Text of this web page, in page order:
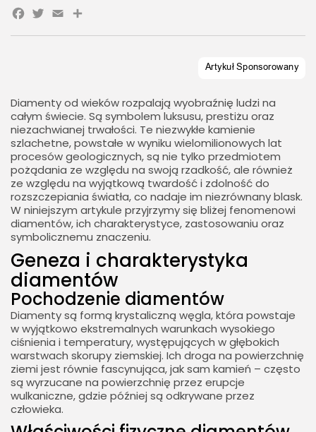
Diamenty od wieków rozpalają wyobraźnię ludzi na
całym świecie. Są symbolem luksusu, prestiżu oraz
niezachwianej trwałości. Te niezwykłe kamienie
szlachetne, powstałe w wyniku wielomilionowych lat
procesów geologicznych, są nie tylko przedmiotem
pożądania ze względu na swoją rzadkość, ale również
ze względu na wyjątkową twardość i zdolność do
rozszczepiania światła, co nadaje im niezrównany blask.
W niniejszym artykule przyjrzymy się bliżej fenomenowi
diamentów, ich charakterystyce, zastosowaniu oraz
symbolicznemu znaczeniu.
Geneza i charakterystyka
diamentów
Pochodzenie diamentów
Diamenty są formą krystaliczną węgla, która powstaje
w wyjątkowo ekstremalnych warunkach wysokiego
ciśnienia i temperatury, występujących w głębokich
warstwach skorupy ziemskiej. Ich droga na powierzchnię
ziemi jest równie fascynująca, jak sam kamień – często
są wyrzucane na powierzchnię przez erupcje
wulkaniczne, gdzie później są odkrywane przez
człowieka.
Facebook
Twitter
EmailShare